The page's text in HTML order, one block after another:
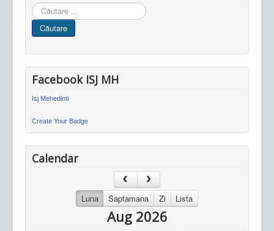
Cauta
in
site
Căutare
Facebook ISJ MH
Isj Mehedinti
Create Your Badge
Calendar
Luna Saptamana Zi Lista
Aug 2026